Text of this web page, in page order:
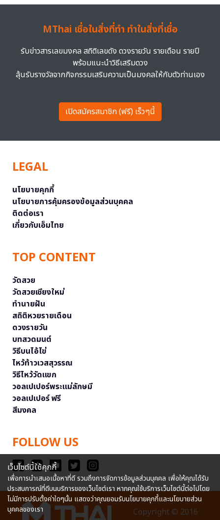
MThai เชื่อในสิ่งที่ทำ ทำในสิ่งที่เชื่อ
รับข่าวสารเลขมงคล สถิติเลขดัง ดวงรายวัน รายเดือน รายปี
พร้อมแนะนำวิธีเสริมดวง
ลุ้นรับรางวัลจากกิจกรรมเสริมความเป็นมงคลให้กับตัวท่านเอง
เปิดสมัครสมาชิก (ฟรี) เร็วๆนี้
LEGAL
นโยบายคุกกี้
นโยบายการคุ้มครองข้อมูลส่วนบุคคล
ติดต่อเรา
เกี่ยวกับเอ็มไทย
TOP CONTENT
วัดสวย
วัดสวยเชียงใหม่
ทำนายฝัน
สถิติหวยรายเดือน
ดวงรายวัน
บทสวดมนต์
วิธีบนไอ้ไข่
ไหว้ท้าวเวสสุวรรณ
วิธีไหว้วัดแขก
วอลเปเปอร์พระแม่ลักษมี
วอลเปเปอร์ ฟรี
สีมงคล
FOLLOW US
Copyright © 2016
เว็บไซต์นี้ใช้คุกกี้
เพื่อการนำเสนอเนื้อหาที่ดี รวมถึงการจัดการข้อมูลส่วนบุคคล เพื่อให้คุณได้รับ
ประสบการณ์ที่ดีบนบริการของเว็บไซต์เรา หากคุณใช้บริการเว็บไซต์นี้ต่อไปโดย
ไม่มีการปรับตั้งค่าใดๆนั้น แสดงว่าคุณยอมรับนโยบายคุกกี้และนโยบายส่วน
บุคคลของเรา